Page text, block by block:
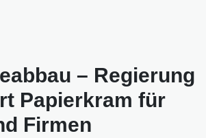
– Regierung
Papierkram für
Firmen